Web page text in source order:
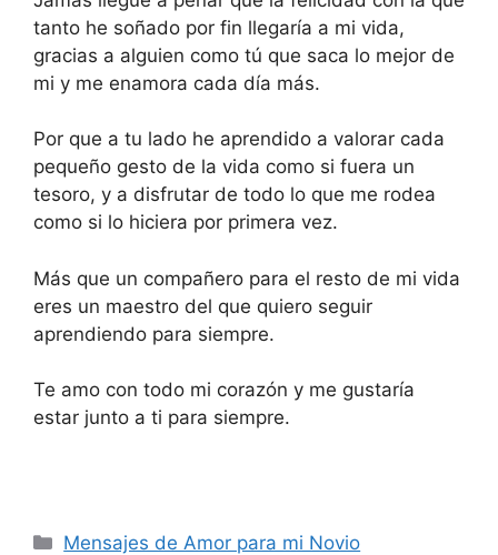
tanto he soñado por fin llegaría a mi vida,
gracias a alguien como tú que saca lo mejor de
mi y me enamora cada día más.
Por que a tu lado he aprendido a valorar cada
pequeño gesto de la vida como si fuera un
tesoro, y a disfrutar de todo lo que me rodea
como si lo hiciera por primera vez.
Más que un compañero para el resto de mi vida
eres un maestro del que quiero seguir
aprendiendo para siempre.
Te amo con todo mi corazón y me gustaría
estar junto a ti para siempre.
Categories
Mensajes de Amor para mi Novio